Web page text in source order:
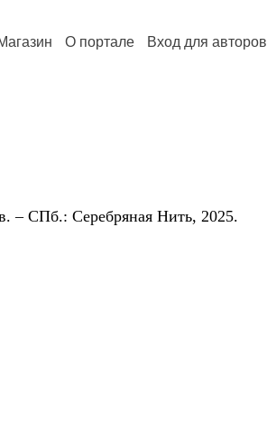
О портале Вход для авторов
– СПб.: Серебряная Нить, 2025.